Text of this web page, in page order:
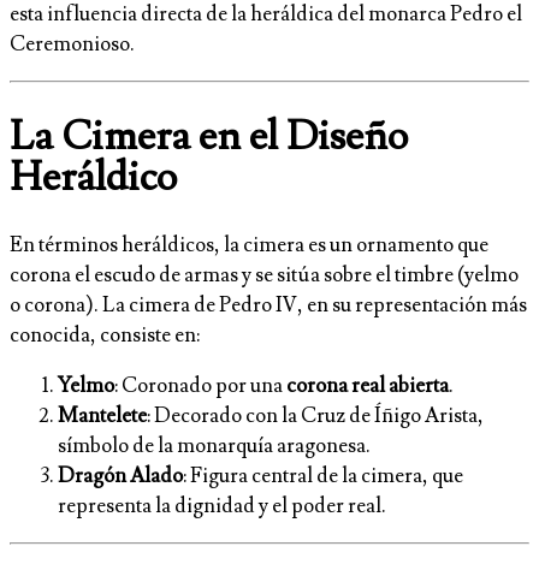
esta influencia directa de la heráldica del monarca Pedro el
Ceremonioso.
La Cimera en el Diseño
Heráldico
En términos heráldicos, la cimera es un ornamento que
corona el escudo de armas y se sitúa sobre el timbre (yelmo
o corona). La cimera de Pedro IV, en su representación más
conocida, consiste en:
Yelmo: Coronado por unacorona real abierta.
Mantelete: Decorado con la Cruz de Íñigo Arista,
símbolo de la monarquía aragonesa.
Dragón Alado: Figura central de la cimera, que
representa la dignidad y el poder real.